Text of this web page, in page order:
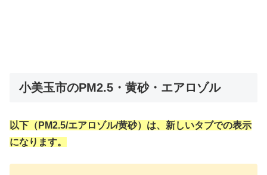
小美玉市のPM2.5・黄砂・エアロゾル
以下（PM2.5/エアロゾル/黄砂）は、新しいタブでの表示
になります。